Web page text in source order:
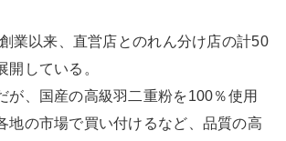
業以来、直営店とのれん分け店の計50
開している。
が、国産の高級羽二重粉を100％使用
地の市場で買い付けるなど、品質の高